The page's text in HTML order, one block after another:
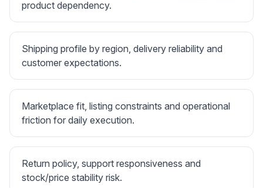
product dependency.
Shipping profile by region, delivery reliability and
customer expectations.
Marketplace fit, listing constraints and operational
friction for daily execution.
Return policy, support responsiveness and
stock/price stability risk.